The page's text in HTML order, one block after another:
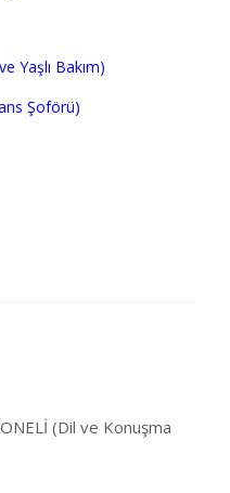
Yaşlı Bakım)
Şoförü)
(Dil ve Konuşma